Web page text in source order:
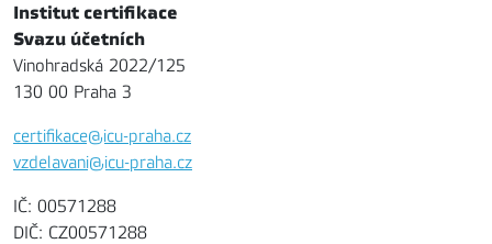
Institut certifikace
Svazu účetních
Vinohradská 2022/125
130 00 Praha 3
certifikace@icu-praha.cz
vzdelavani@icu-praha.cz
IČ: 00571288
DIČ: CZ00571288